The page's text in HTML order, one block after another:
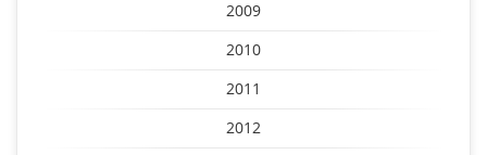
2009
2010
2011
2012